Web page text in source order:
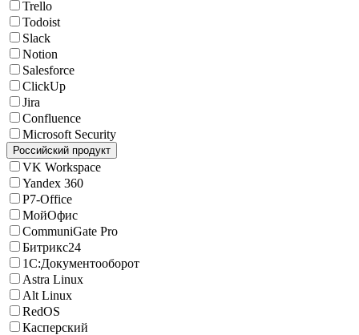
Trello
Todoist
Slack
Notion
Salesforce
ClickUp
Jira
Confluence
Microsoft Security
Российский продукт
VK Workspace
Yandex 360
Р7-Office
МойОфис
CommuniGate Pro
Битрикс24
1С:Документооборот
Astra Linux
Alt Linux
RedOS
Касперский